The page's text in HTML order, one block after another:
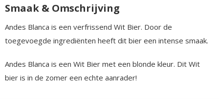
Smaak & Omschrijving
Andes Blanca is een verfrissend Wit Bier. Door de
toegevoegde ingrediënten heeft dit bier een intense smaak.
Andes Blanca is een Wit Bier met een blonde kleur. Dit Wit
bier is in de zomer een echte aanrader!